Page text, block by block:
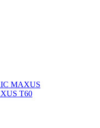
MAXUS
T60